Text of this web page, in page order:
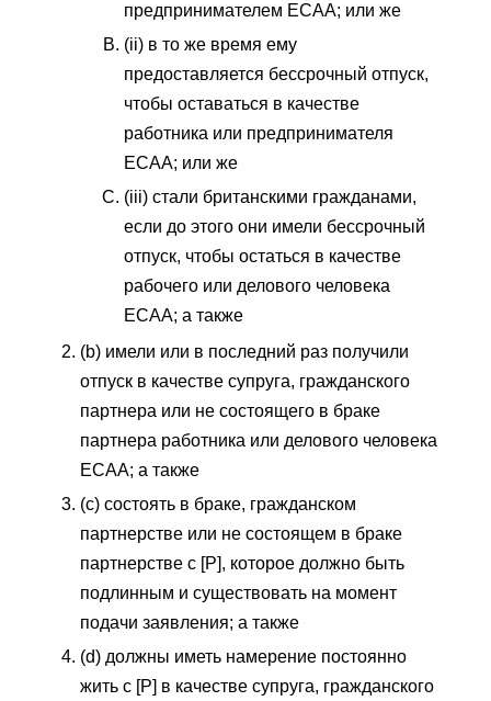
предпринимателем ECAA; или же
(ii) в то же время ему
предоставляется бессрочный отпуск,
чтобы оставаться в качестве
работника или предпринимателя
ECAA; или же
(iii) стали британскими гражданами,
если до этого они имели бессрочный
отпуск, чтобы остаться в качестве
рабочего или делового человека
ECAA; а также
(b) имели или в последний раз получили
отпуск в качестве супруга, гражданского
партнера или не состоящего в браке
партнера работника или делового человека
ECAA; а также
(c) состоять в браке, гражданском
партнерстве или не состоящем в браке
партнерстве с [P], которое должно быть
подлинным и существовать на момент
подачи заявления; а также
(d) должны иметь намерение постоянно
жить с [P] в качестве супруга, гражданского